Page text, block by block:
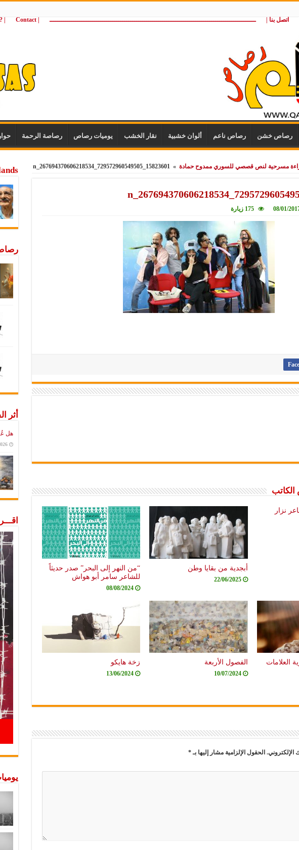
اتصل بنا | ــــــــــــــــــــــــــــــــــــــــــــــــــــــــــــــــــــــــــــــــــــــــــــــــــــــ | Contact
wij
رصاص خشن رصاص ناعم ألوان خشبية نقار الخشب يوميات رصاص رصاصة الرحمة
مسرحية لنص قصصي للسوري ممدوح حمادة »
15823601_729572960549505_267694370606218534_n
08/01/ 175 زيارة
نزار
أبجدية من بقايا وطن
22/06/2025
“من النهر إلى البحر” صدر حديثاً
للشاعر سامر أبو هواش
08/08/2024
العلامات
الفصول الأربعة
10/07/2024
زخة هايكو
13/06/2024
الإلكتروني. الحقول الإلزامية مشار إليها بـ*
أثر
هل